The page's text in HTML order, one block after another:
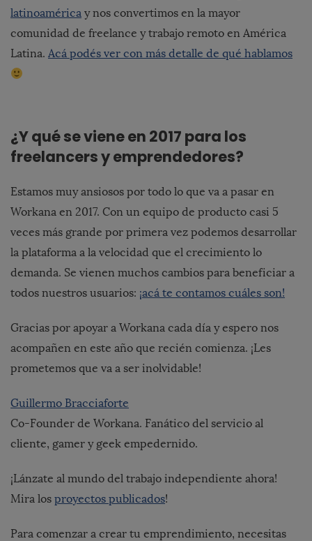
latinoamérica y nos convertimos en la mayor
comunidad de freelance y trabajo remoto en América
Latina. Acá podés ver con más detalle de qué hablamos
¿Y qué se viene en 2017 para los
freelancers y emprendedores?
Estamos muy ansiosos por todo lo que va a pasar en
Workana en 2017. Con un equipo de producto casi 5
veces más grande por primera vez podemos desarrollar
la plataforma a la velocidad que el crecimiento lo
demanda. Se vienen muchos cambios para beneficiar a
todos nuestros usuarios: ¡acá te contamos cuáles son!
Gracias por apoyar a Workana cada día y espero nos
acompañen en este año que recién comienza. ¡Les
prometemos que va a ser inolvidable!
Guillermo Bracciaforte
Co-Founder de Workana. Fanático del servicio al
cliente, gamer y geek empedernido.
¡Lánzate al mundo del trabajo independiente ahora!
Mira los proyectos publicados!
Para comenzar a crear tu emprendimiento, necesitas